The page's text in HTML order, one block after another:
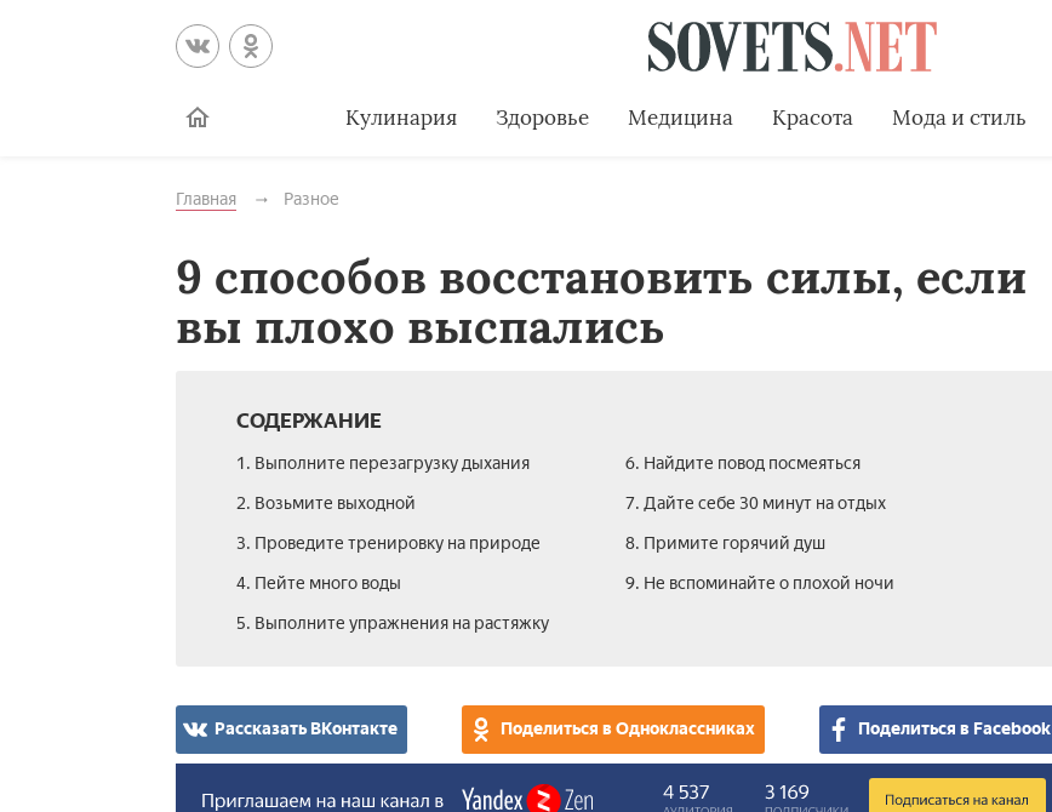
Кулинария Здоровье Медицина Красота Мода и стиль
Главная Разное
9 способов восстановить силы, если
вы плохо выспались
СОДЕРЖАНИЕ
1. Выполните перезагрузку дыхания
2. Возьмите выходной
3. Проведите тренировку на природе
4. Пейте много воды
5. Выполните упражнения на растяжку
6. Найдите повод посмеяться
7. Дайте себе 30 минут на отдых
8. Примите горячий душ
9. Не вспоминайте о плохой ночи
Рассказать ВКонтакте Поделиться в Одноклассниках Поделиться в Facebook